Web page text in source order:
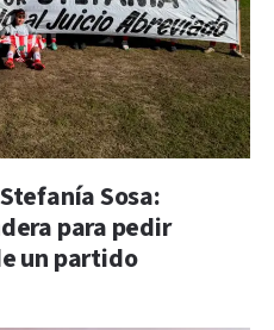
Sosa:
para pedir
un partido